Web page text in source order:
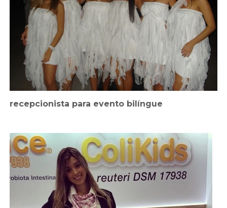
recepcionista para evento bilíngue